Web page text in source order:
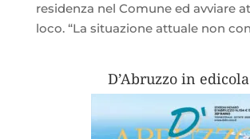
residenza nel Comune ed avviare
loco. “La situazione attuale non
D’Abruzzo in edicola